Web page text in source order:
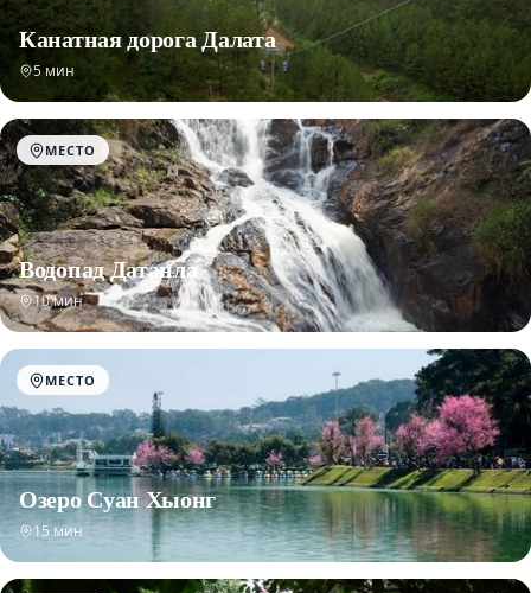
Канатная дорога Далата
5 мин
МЕСТО
Водопад Датанла
10 мин
МЕСТО
Озеро Суан Хыонг
15 мин